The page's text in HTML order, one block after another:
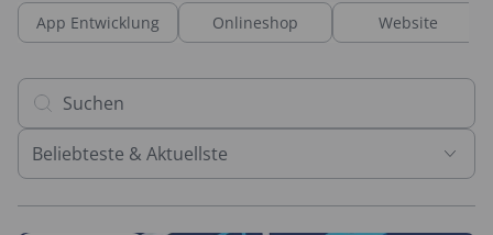
App Entwicklung Onlineshop Website
Beliebteste & Aktuellste